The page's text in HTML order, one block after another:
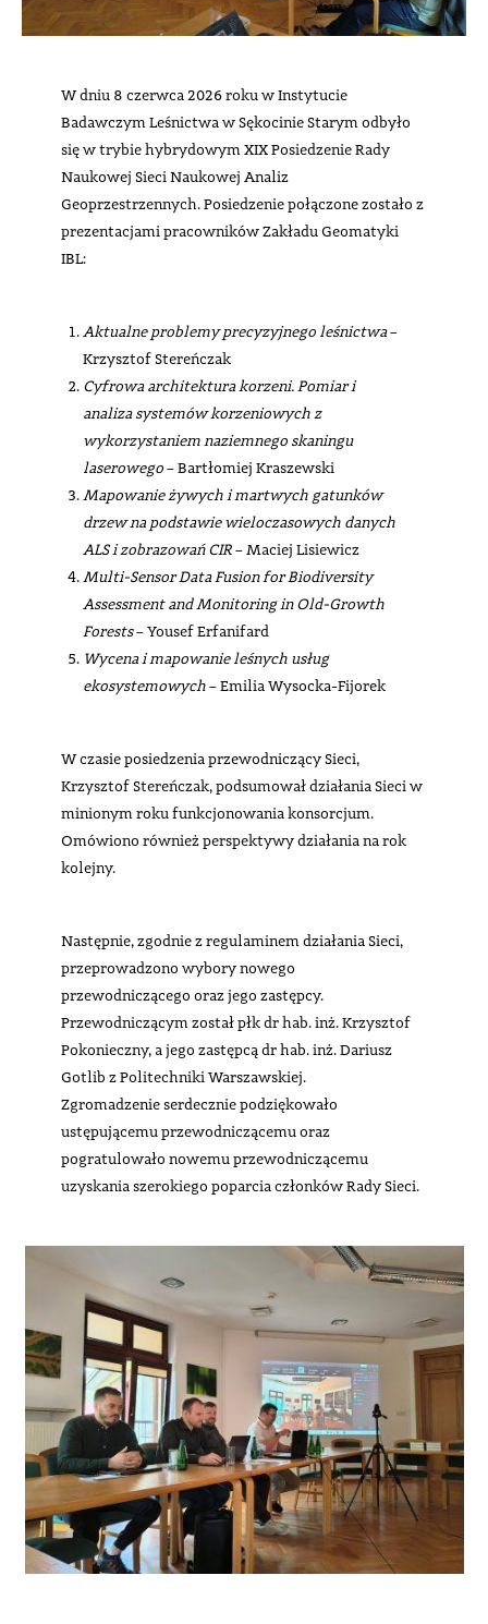
W dniu 8 czerwca 2026 roku w Instytucie
Badawczym Leśnictwa w Sękocinie Starym odbyło
się w trybie hybrydowym XIX Posiedzenie Rady
Naukowej Sieci Naukowej Analiz
Geoprzestrzennych. Posiedzenie połączone zostało z
prezentacjami pracowników Zakładu Geomatyki
IBL:
Aktualne problemy precyzyjnego leśnictwa–
Krzysztof Stereńczak
Cyfrowa architektura korzeni. Pomiar i
analiza systemów korzeniowych z
wykorzystaniem naziemnego skaningu
laserowego– Bartłomiej Kraszewski
Mapowanie żywych i martwych gatunków
drzew na podstawie wieloczasowych danych
ALS i zobrazowań CIR– Maciej Lisiewicz
Multi-Sensor Data Fusion for Biodiversity
Assessment and Monitoring in Old-Growth
Forests– Yousef Erfanifard
Wycena i mapowanie leśnych usług
ekosystemowych– Emilia Wysocka-Fijorek
W czasie posiedzenia przewodniczący Sieci,
Krzysztof Stereńczak, podsumował działania Sieci w
minionym roku funkcjonowania konsorcjum.
Omówiono również perspektywy działania na rok
kolejny.
Następnie, zgodnie z regulaminem działania Sieci,
przeprowadzono wybory nowego
przewodniczącego oraz jego zastępcy.
Przewodniczącym został płk dr hab. inż. Krzysztof
Pokonieczny, a jego zastępcą dr hab. inż. Dariusz
Gotlib z Politechniki Warszawskiej.
Zgromadzenie serdecznie podziękowało
ustępującemu przewodniczącemu oraz
pogratulowało nowemu przewodniczącemu
uzyskania szerokiego poparcia członków Rady Sieci.